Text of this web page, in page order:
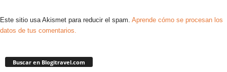
Este sitio usa Akismet para reducir el spam. Aprende cómo se procesan los
datos de tus comentarios.
Buscar en Blogitravel.com